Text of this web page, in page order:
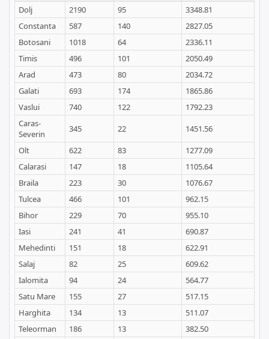
Dolj
2190 95
3348.81
Constanta
587 140
2827.05
Botosani
1018 64
2336.11
Timis
496 101
2050.49
Arad
473 80
2034.72
Galati
693 174
1865.86
Vaslui
740 122
1792.23
Caras-
Severin
345 22
1451.56
Olt
622 83
1277.09
Calarasi
147 18
1105.64
Braila
223 30
1076.67
Tulcea
466 101
962.15
Bihor
229 70
955.10
Iasi
241 41
690.87
Mehedinti
151 18
622.91
Salaj
82 25
609.62
Ialomita
94 24
564.77
Satu Mare
155 27
517.15
Harghita
134 13
511.07
Teleorman
186 13
382.50